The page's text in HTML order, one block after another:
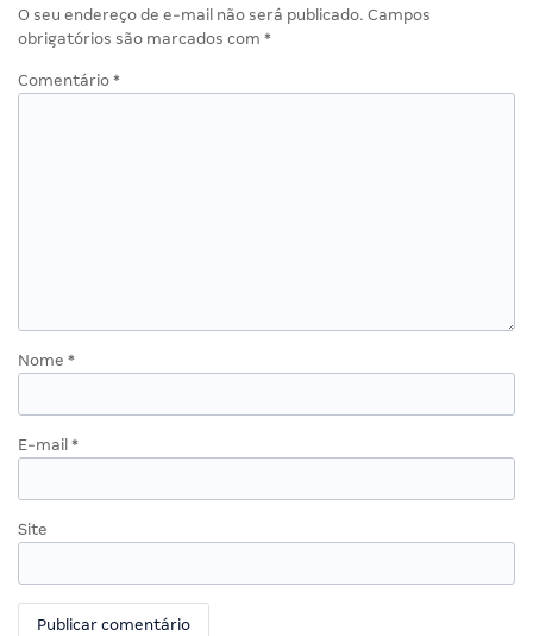
O seu endereço de e-mail não será publicado. Campos
obrigatórios são marcados com *
Comentário *
Nome *
E-mail *
Site